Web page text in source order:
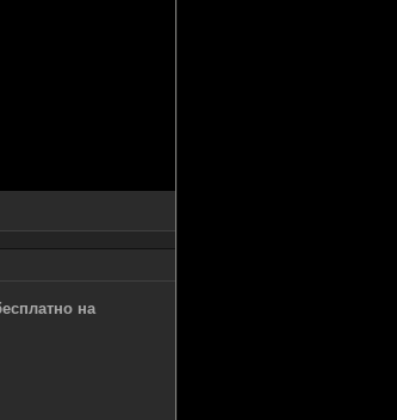
на